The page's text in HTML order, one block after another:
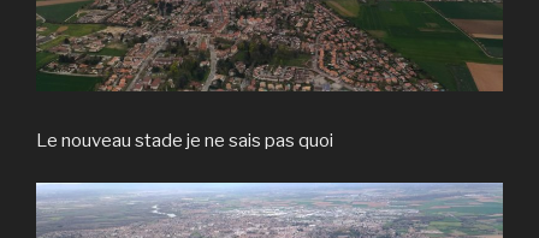
Le nouveau stade je ne sais pas quoi